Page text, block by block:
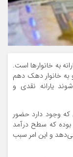
به خانوارها است.
و به خانوار دهک دهم
یارانه نقدی و
که وجود دارد حضور
در خانواده بوده که سطح درآمد
و این امر سبب